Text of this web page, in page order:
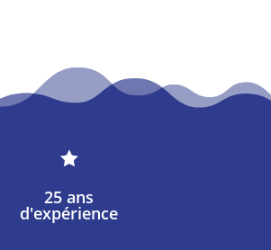

25 ans
d'expérience